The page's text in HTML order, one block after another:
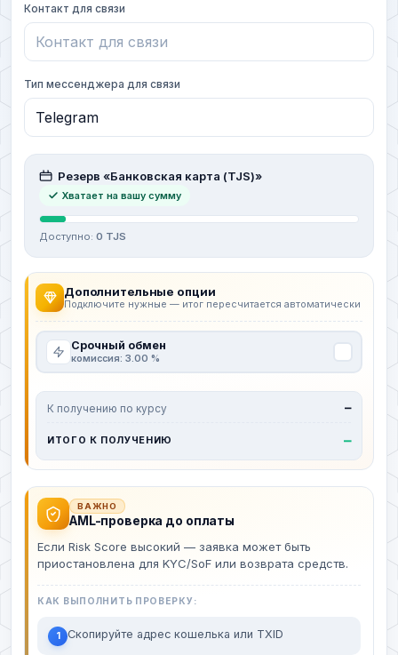
Контакт для связи
Тип мессенджера для связи
Резерв «Банковская карта (TJS)»
Хватает на вашу сумму
Доступно: 0 TJS
Дополнительные опции
Подключите нужные — итог пересчитается автоматически
Срочный обмен
комиссия: 3.00 %
К получению по курсу —
ИТОГО К ПОЛУЧЕНИЮ —
ВАЖНО
AML-проверка до оплаты
Если Risk Score высокий — заявка может быть
приостановлена для KYC/SoF или возврата средств.
КАК ВЫПОЛНИТЬ ПРОВЕРКУ:
1 Скопируйте адрес кошелька или TXID